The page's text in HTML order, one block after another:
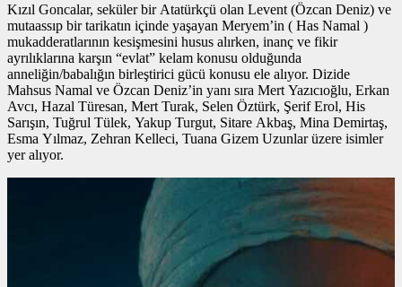
Kızıl Goncalar, seküler bir Atatürkçü olan Levent (Özcan Deniz) ve
mutaassıp bir tarikatın içinde yaşayan Meryem’in ( Has Namal )
mukadderatlarının kesişmesini husus alırken, inanç ve fikir
ayrılıklarına karşın “evlat” kelam konusu olduğunda
anneliğin/babalığın birleştirici gücü konusu ele alıyor. Dizide
Mahsus Namal ve Özcan Deniz’in yanı sıra Mert Yazıcıoğlu, Erkan
Avcı, Hazal Türesan, Mert Turak, Selen Öztürk, Şerif Erol, His
Sarışın, Tuğrul Tülek, Yakup Turgut, Sitare Akbaş, Mina Demirtaş,
Esma Yılmaz, Zehran Kelleci, Tuana Gizem Uzunlar üzere isimler
yer alıyor.